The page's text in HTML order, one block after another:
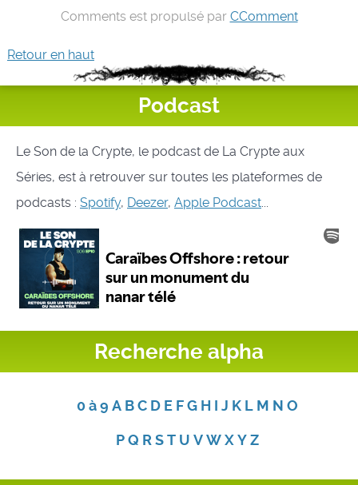
Comments est propulsé par CComment
Retour en haut
Podcast
Le Son de la Crypte, le podcast de La Crypte aux
Séries, est à retrouver sur toutes les plateformes de
podcasts : Spotify, Deezer, Apple Podcast...
Recherche alpha
0 à 9 A B C D E F G H I J K L M N O
P Q R S T U V W X Y Z